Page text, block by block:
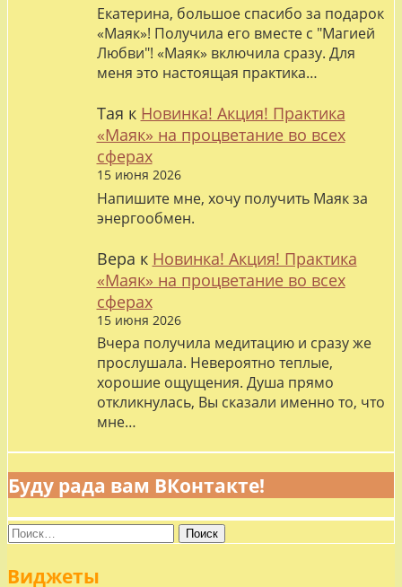
Екатерина, большое спасибо за подарок
«Маяк»! Получила его вместе с "Магией
Любви"! «Маяк» включила сразу. Для
меня это настоящая практика…
Тая к Новинка! Акция! Практика
«Маяк» на процветание во всех
сферах
15 июня 2026
Напишите мне, хочу получить Маяк за
энергообмен.
Вера к Новинка! Акция! Практика
«Маяк» на процветание во всех
сферах
15 июня 2026
Вчера получила медитацию и сразу же
прослушала. Невероятно теплые,
хорошие ощущения. Душа прямо
откликнулась, Вы сказали именно то, что
мне…
Буду рада вам ВКонтакте!
Найти:
Виджеты